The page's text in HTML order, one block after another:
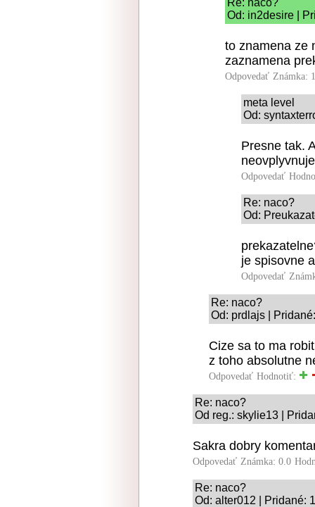
Od: in2desire |
to znamena ze
zaznamena
Odpovedať Známka:
meta level
Od:
Presne tak.
Odpovedať
Re: naco?
Od:
je spisovne
Odpovedať
Re: naco?
Od: prdlajs |
Cize sa to ma
z toho absolutne
Odpovedať Hodnotiť:
Re: naco?
Od reg.: skylie13 |
Sakra dobry
Odpovedať Známka: 0.0
Re: naco?
Od: alter012 | Pridané: